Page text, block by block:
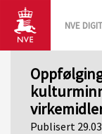
NVE
Publisert